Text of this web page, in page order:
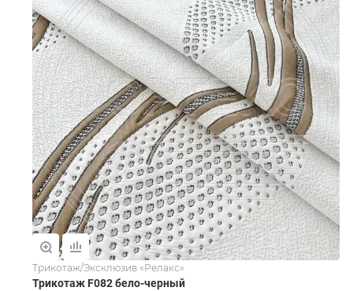
Трикотаж/Эксклюзив «Релакс»
Трикотаж F082 бело-черный